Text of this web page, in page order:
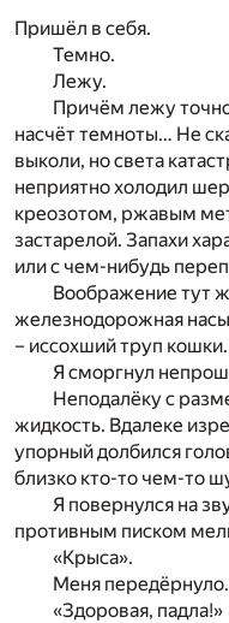
Пришёл в себя.
Темно.
Лежу.
Причём лежу
насчёт темноты… Не
выколи, но света
неприятно холодил
креозотом, ржавым
застарелой. Запахи
или с чем-нибудь
Воображение тут
железнодорожная
– иссохший труп кошки.
Я сморгнул
Неподалёку с
жидкость. Вдалеке
упорный долбился
близко кто-то чем-то
Я повернулся на
противным писком
«Крыса».
Меня передёрнуло.
«Здоровая, падла!»